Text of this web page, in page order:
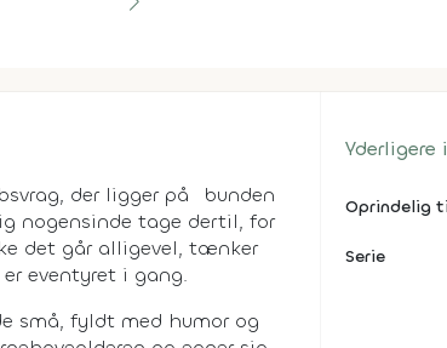
der ligger på bunden
nogensinde tage dertil, for
det går alligevel, tænker
eventyret i gang.
små, fyldt med humor og
Oprindelig
Serie